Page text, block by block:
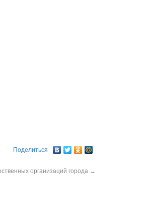
Поделиться
организаций города →